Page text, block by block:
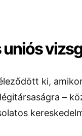
uniós
ki,
–